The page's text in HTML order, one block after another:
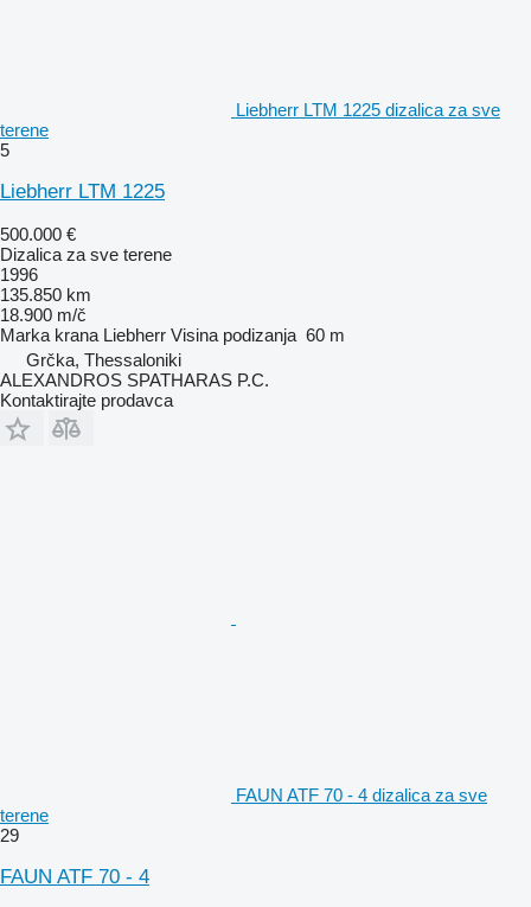
Liebherr LTM 1225 dizalica za sve
terene
5
Liebherr LTM 1225
500.000 €
Dizalica za sve terene
1996
135.850 km
18.900 m/č
Marka krana Liebherr Visina podizanja 60 m
Grčka, Thessaloniki
ALEXANDROS SPATHARAS P.C.
Kontaktirajte prodavca
FAUN ATF 70 - 4 dizalica za sve
terene
29
FAUN ATF 70 - 4